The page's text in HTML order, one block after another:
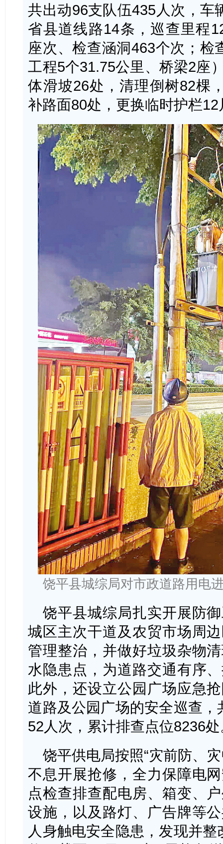
共出动96支队伍435人次，车
省县道线路14条，巡查里程
座次、检查涵洞463个次；检
工程5个31.75公里、桥梁2座
体滑坡26处，清理倒树82棵
补路面80处，更换临时护栏12
饶平县城综局对市政道路用电
饶平县城综局扎实开展防
城区主次干道及农贸市场周
管理整治，并做好垃圾杂物
水隐患点，为道路交通有序
此外，还设立公园广场应急
道路及公园广场的安全巡查
52人次，累计排查点位8236
饶平供电局按照“灾前防、
不息开展抢修，全力保障电
点检查排查配电房、箱变、
设施，以及路灯、广告牌等
人身触电安全隐患，发现并